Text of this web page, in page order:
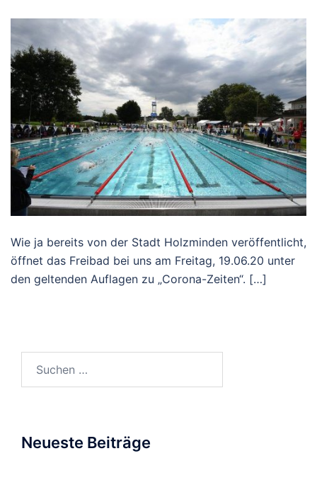
Wie ja bereits von der Stadt Holzminden veröffentlicht,
öffnet das Freibad bei uns am Freitag, 19.06.20 unter
den geltenden Auflagen zu „Corona-Zeiten“. […]
nach:
Neueste Beiträge